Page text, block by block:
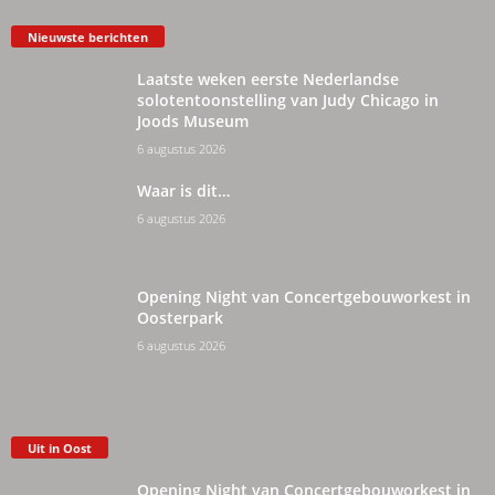
Nieuwste berichten
Laatste weken eerste Nederlandse
solotentoonstelling van Judy Chicago in
Joods Museum
6 augustus 2026
Waar is dit…
6 augustus 2026
Opening Night van Concertgebouworkest in
Oosterpark
6 augustus 2026
Uit in Oost
Opening Night van Concertgebouworkest in